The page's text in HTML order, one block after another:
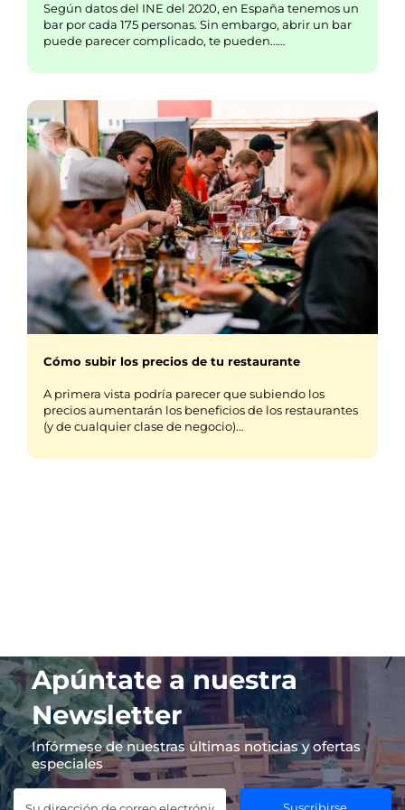
Según datos del INE del 2020, en España tenemos un
bar por cada 175 personas. Sin embargo, abrir un bar
puede parecer complicado, te pueden……
Cómo subir los precios de tu restaurante
A primera vista podría parecer que subiendo los
precios aumentarán los beneficios de los restaurantes
(y de cualquier clase de negocio)…
Apúntate a nuestra
Newsletter
Infórmese de nuestras últimas noticias y ofertas
especiales